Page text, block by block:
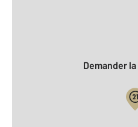
Demander